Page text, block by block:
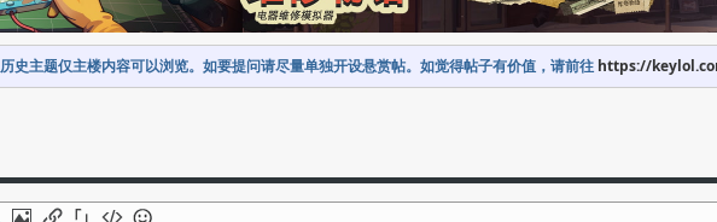
历史主题仅主楼内容可以浏览。如要提问请尽量单独开设悬赏帖。如觉得帖子有价值，请前往 https://